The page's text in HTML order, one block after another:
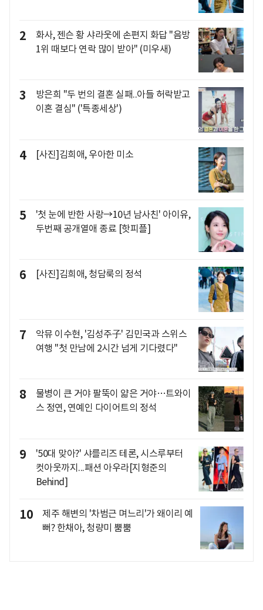
2
화사, 젠슨 황 샤라웃에 손편지 화답 "음방
1위 때보다 연락 많이 받아" (미우새)
3
방은희 "두 번의 결혼 실패..아들 허락받고
이혼 결심" ('특종세상')
4 [사진]김희애, 우아한 미소
5
'첫 눈에 반한 사랑→10년 남사친' 아이유,
두번째 공개열애 종료 [핫피플]
6 [사진]김희애, 청담룩의 정석
7
악뮤 이수현, '김성주子' 김민국과 스위스
여행 "첫 만남에 2시간 넘게 기다렸다"
8
물병이 큰 거야 팔뚝이 얇은 거야…트와이
스 정연, 연예인 다이어트의 정석
9
'50대 맞아?' 샤를리즈 테론, 시스루부터
컷아웃까지...패션 아우라[지형준의
Behind]
10
제주 해변의 '차범근 며느리'가 왜이리 예
뻐? 한채아, 청량미 뿜뿜